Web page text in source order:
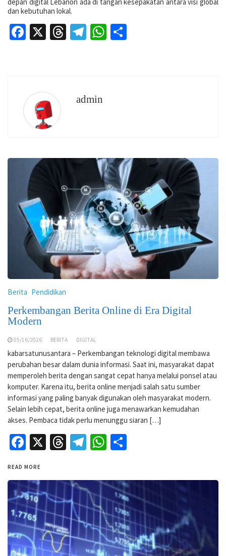
dan kebutuhan lokal.
Facebook
X Threads
Telegram
WhatsApp
admin
Berita Pendidikan
Perkembangan Berita Online di Era Digital
Modern
05/16/2026 BERITA DIGITAL
kabarsatunusantara – Perkembangan teknologi digital membawa
perubahan besar dalam dunia informasi. Saat ini, masyarakat dapat
memperoleh berita dengan sangat cepat hanya melalui ponsel atau
komputer. Karena itu, berita online menjadi salah satu sumber
informasi yang paling banyak digunakan oleh masyarakat modern.
Selain lebih cepat, berita online juga menawarkan kemudahan
akses. Pembaca tidak perlu menunggu siaran […]
Facebook
X Threads
Telegram
WhatsApp
READ MORE